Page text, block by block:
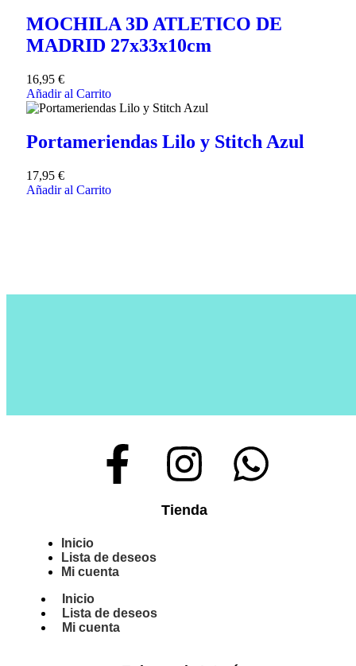
MOCHILA 3D ATLETICO DE
MADRID 27x33x10cm
16,95 €
Añadir al Carrito
Portameriendas Lilo y Stitch Azul
17,95 €
Añadir al Carrito
Tienda
Inicio
Lista de deseos
Mi cuenta
Inicio
Lista de deseos
Mi cuenta